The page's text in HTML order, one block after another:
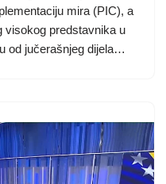
mira (PIC), a
visokog predstavnika u
od jučerašnjeg dijela…